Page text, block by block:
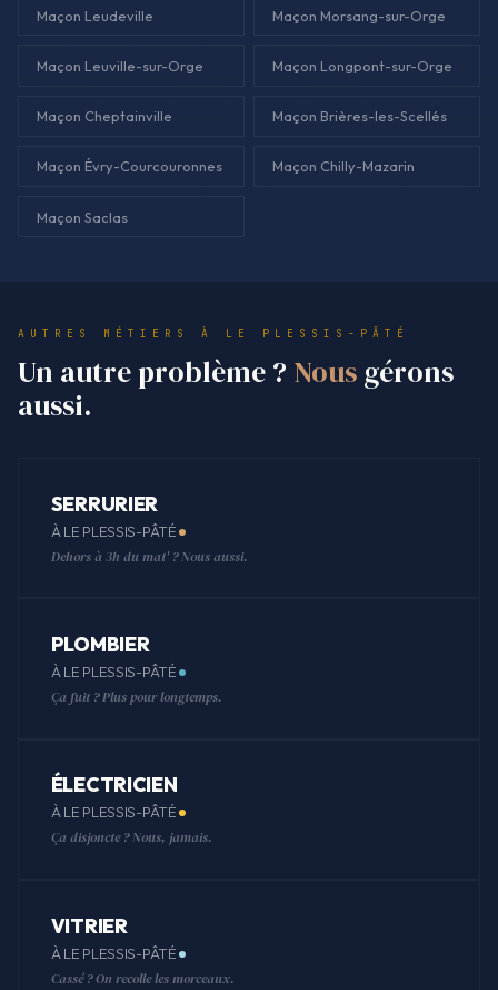
Maçon Leudeville Maçon Morsang-sur-Orge
Maçon Leuville-sur-Orge Maçon Longpont-sur-Orge
Maçon Cheptainville Maçon Brières-les-Scellés
Maçon Évry-Courcouronnes Maçon Chilly-Mazarin
Maçon Saclas
AUTRES MÉTIERS À LE PLESSIS-PÂTÉ
Un autre problème ? Nous gérons
aussi.
SERRURIER
À LE PLESSIS-PÂTÉ
Dehors à 3h du mat' ? Nous aussi.
PLOMBIER
À LE PLESSIS-PÂTÉ
Ça fuit ? Plus pour longtemps.
ÉLECTRICIEN
À LE PLESSIS-PÂTÉ
Ça disjoncte ? Nous, jamais.
VITRIER
À LE PLESSIS-PÂTÉ
Cassé ? On recolle les morceaux.